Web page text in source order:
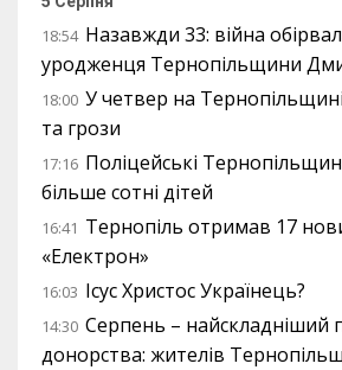
18:54 Назавжди 33: війна
уродженця Тернопільщини
18:00 У четвер на
та грози
17:16 Поліцейські
більше сотні дітей
16:41 Тернопіль отримав 17
«Електрон»
16:03 Ісус Христос Українець?
14:30 Серпень – найскладніший
донорства: жителів